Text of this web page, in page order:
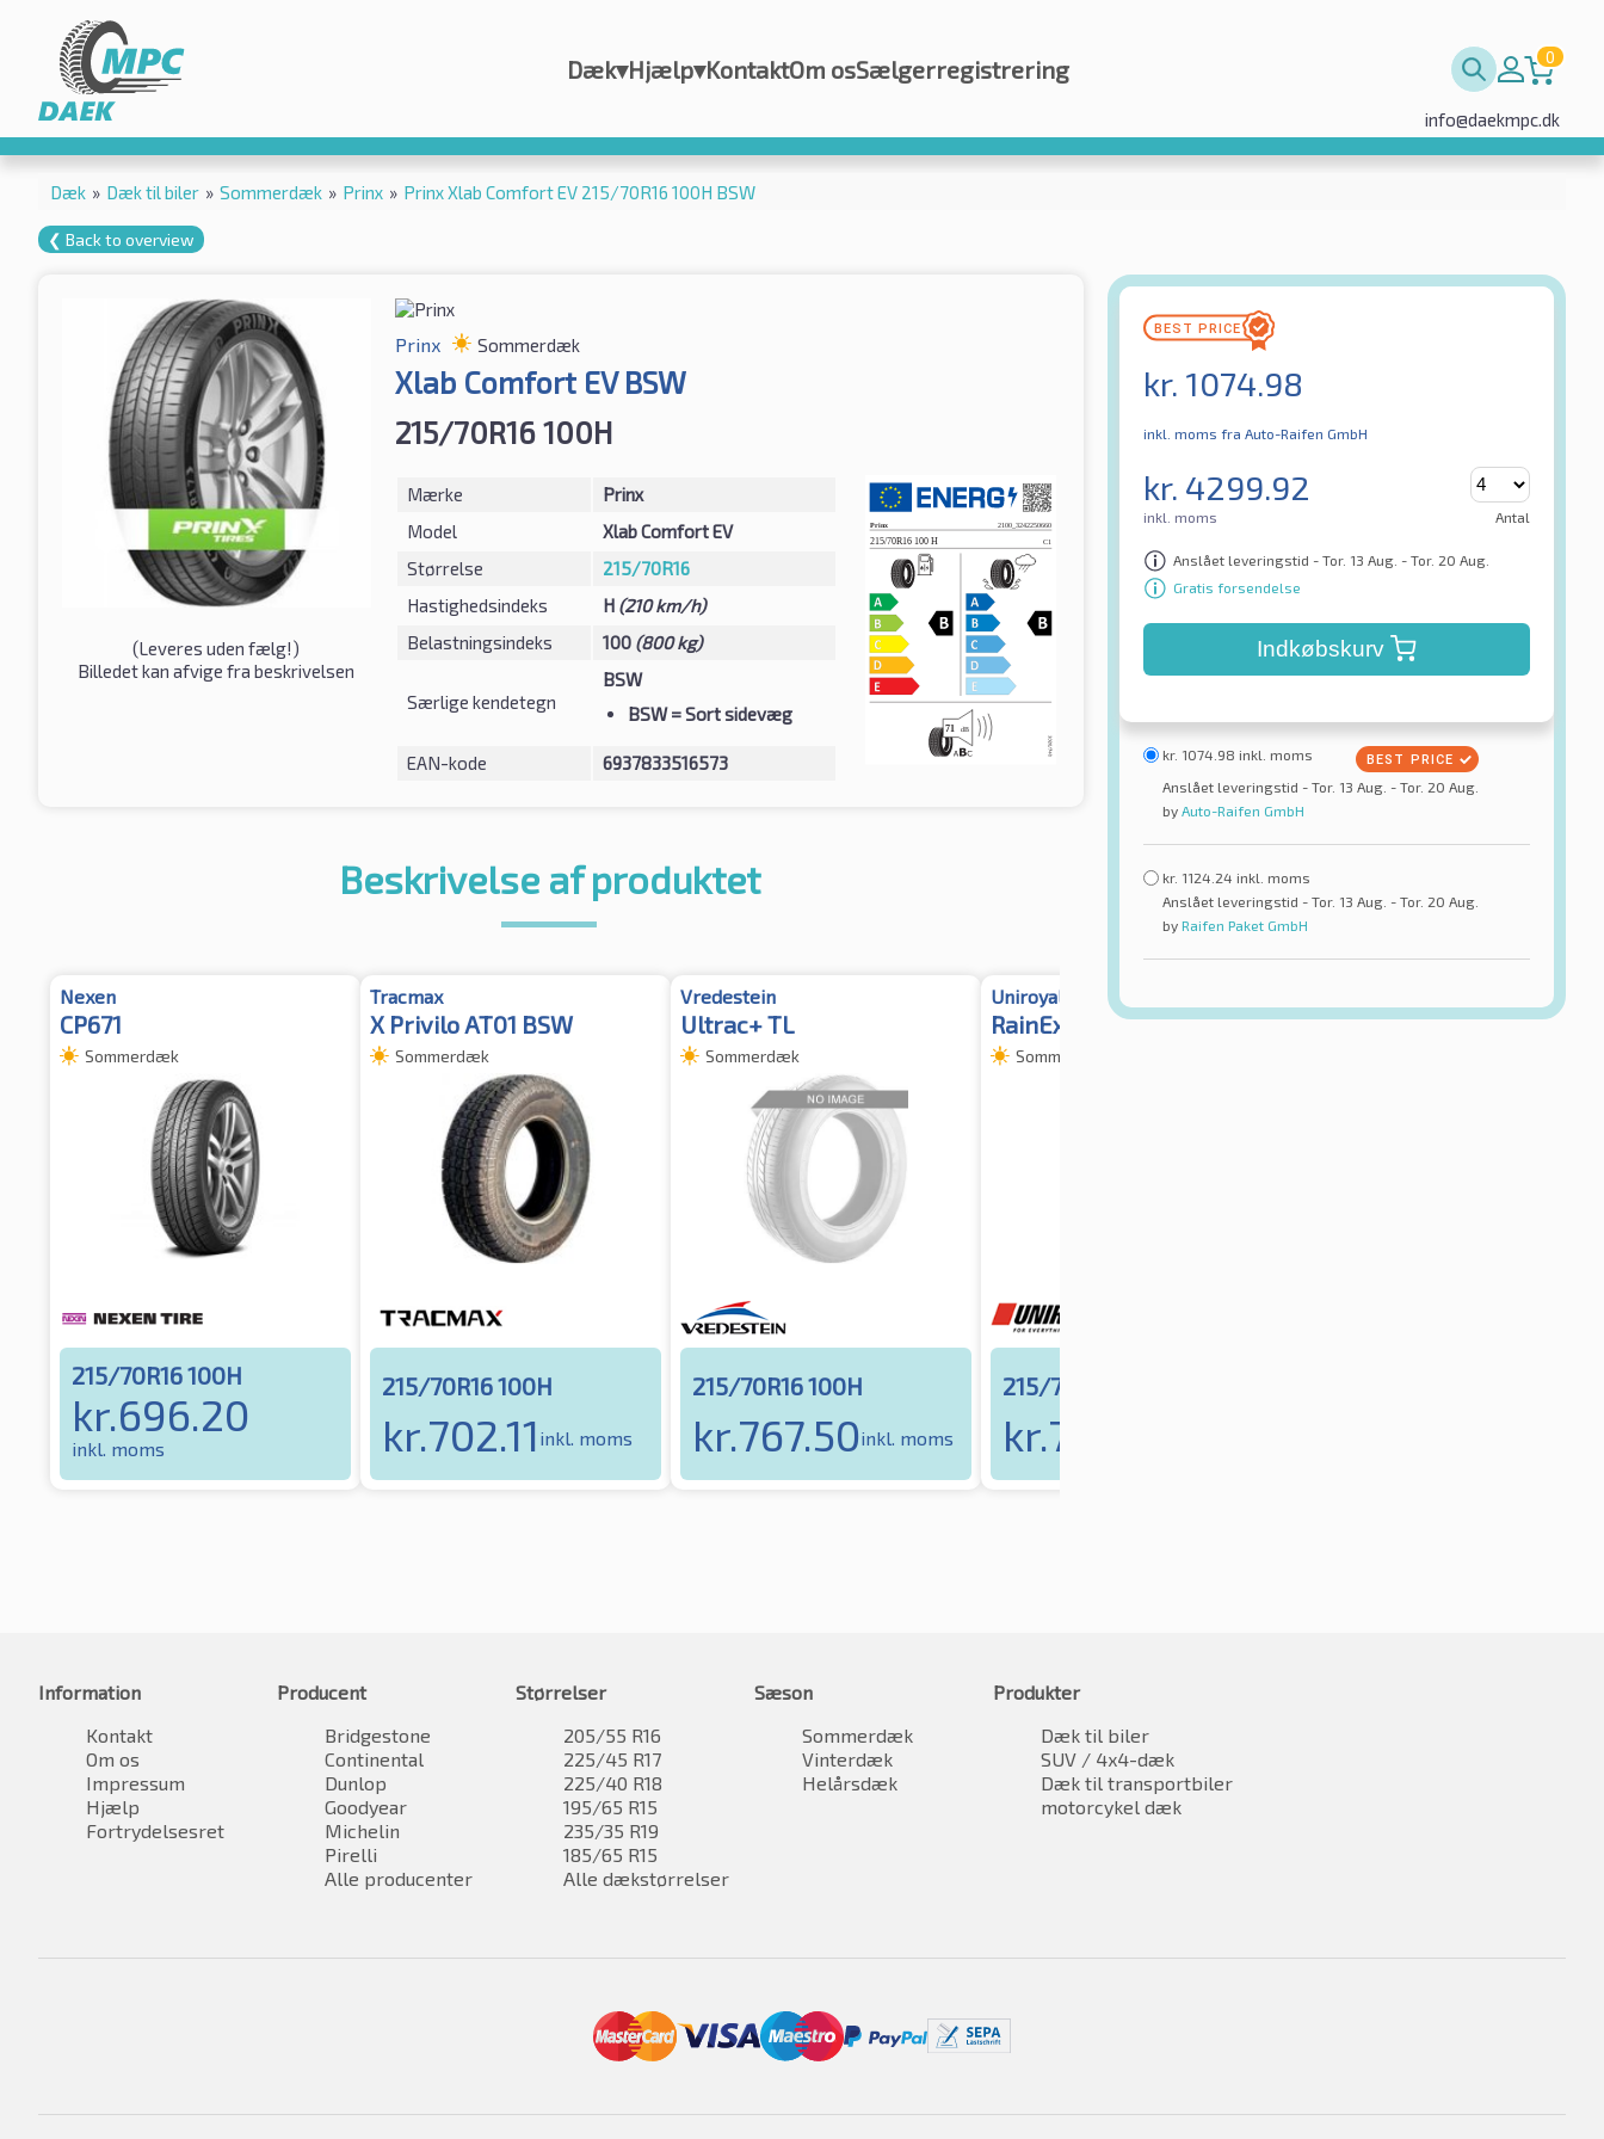
Dæk▾Hjælp▾KontaktOm osSælgerregistrering 0
info@daekmpc.dk
Dæk » Dæk til biler » Sommerdæk » Prinx » Prinx Xlab Comfort EV 215/70R16 100H BSW
❮ Back to overview
(Leveres uden fælg!)
Billedet kan afvige fra beskrivelsen
Prinx Sommerdæk
Xlab Comfort EV BSW
215/70R16 100H
Mærke
Prinx
Model
Xlab Comfort EV
Størrelse
215/70R16
Hastighedsindeks
H (210 km/h)
Belastningsindeks
100 (800 kg)
Særlige kendetegn
BSW
BSW= Sort sidevæg
EAN-kode 6937833516573
kr. 1074.98
inkl. moms fra Auto-Raifen GmbH
kr. 4299.92
inkl. moms Antal
Anslået leveringstid - Tor. 13 Aug. - Tor. 20 Aug.
Gratis forsendelse
Indkøbskurv
kr. 1074.98 inkl. moms
Anslået leveringstid - Tor. 13 Aug. - Tor. 20 Aug.
by Auto-Raifen GmbH
kr. 1124.24 inkl. moms
Anslået leveringstid - Tor. 13 Aug. - Tor. 20 Aug.
by Raifen Paket GmbH
Beskrivelse af produktet
Nexen
CP671
Sommerdæk
215/70R16 100H
kr.696.20
inkl. moms
Tracmax
X Privilo AT01 BSW
Sommerdæk
215/70R16 100H
kr.702.11 inkl. moms
Vredestein
Ultrac+ TL
Sommerdæk
215/70R16 100H
kr.767.50inkl. moms
Uniroyal
RainExpert 5 BSW
Sommerdæk
215/70R16 100H
kr.789.56
ProTech NewGen TL EVC
Information
Kontakt
Om os
Impressum
Hjælp
Fortrydelsesret
Producent
Bridgestone
Continental
Dunlop
Goodyear
Michelin
Pirelli
Alle producenter
Størrelser
205/55 R16
225/45 R17
225/40 R18
195/65 R15
235/35 R19
185/65 R15
Alle dækstørrelser
Sæson
Sommerdæk
Vinterdæk
Helårsdæk
Produkter
Dæk til biler
SUV / 4x4-dæk
Dæk til transportbiler
motorcykel dæk